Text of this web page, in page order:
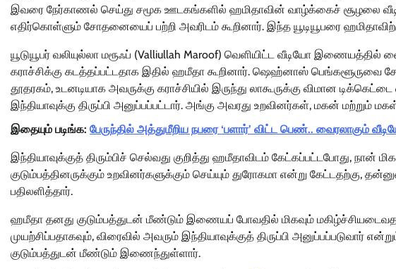
இவரை நேர்காணல் செய்து சமூக ஊடகங்களில் ஹமிதாவின் வாழ்க்கைச் சூழலை
எதிர்கொள்ளும் சோதனையைப் பற்றி அவரிடம் கூறினார். இந்த யூடியூபரை ஹமிதாவிற்கு
யூடுயூபர் வலியுல்லா மரூஃப் (Valliullah Maroof) வெளியிட்ட வீடியோ
கராச்சிக்கு கடத்தப்பட்டதாக இதில் ஹமீதா கூறினார். ஷெஹ்னாஸ் பெங்களூருவை
தூதரகம், உடனடியாக அவருக்கு கராச்சியில் இருந்து லாகூருக்கு விமான
இந்தியாவுக்கு திருப்பி அனுப்பப்பட்டார். அங்கு அவரது உறவினர்கள், மகன்
இதையும் படிங்க: பேருந்தில் அத்துமீறிய நபரை ‘பளார்’ விட்ட பெண்.. வைரலாகும்
இந்தியாவுக்குத் திரும்பிச் செல்வது குறித்து ஹமீதாவிடம் கேட்கப்பட்டபோது, ​​நான்
குடும்பத்தினருக்கும் உறவினர்களுக்கும் செய்யும் துரோகமா என்று கேட்டதற்கு,
பதிலளித்தார்.
ஹமீதா தனது குடும்பத்துடன் மீண்டும் இணையப் போவதில் மிகவும்
முயற்சிப்பதாகவும், விரைவில் அவரும் இந்தியாவுக்குத் திருப்பி அனுப்பப்படுவார்
குடும்பத்துடன் மீண்டும் இணைந்துள்ளார்.